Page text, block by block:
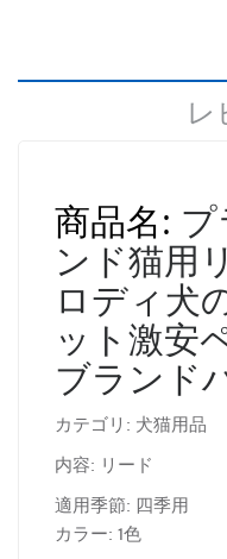
レ
商品名:
ンド猫用
ロディ犬
ット激安
ブランド
カテゴリ: 犬猫用品
内容: リード
適用季節: 四季用
カラー: 1色